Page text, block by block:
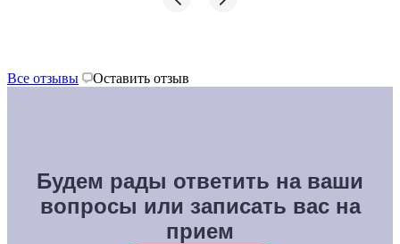
Все отзывы Оставить отзыв
Будем рады ответить на ваши
вопросы или записать вас на
прием